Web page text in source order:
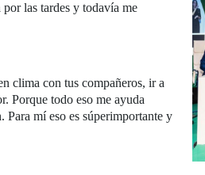
las tardes y todavía me
clima con tus compañeros, ir a
Porque todo eso me ayuda
Para mí eso es súperimportante y